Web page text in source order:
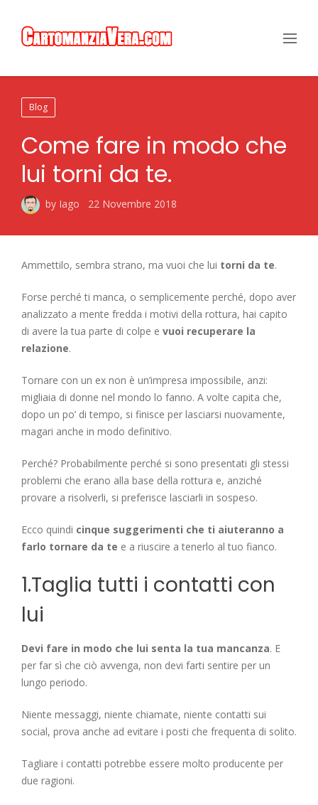
Blog
Come fare in modo che
lui torni da te.
by Iago 22 Novembre 2018
Ammettilo, sembra strano, ma vuoi che lui torni da te.
Forse perché ti manca, o semplicemente perché, dopo aver
analizzato a mente fredda i motivi della rottura, hai capito
di avere la tua parte di colpe e vuoi recuperare la
relazione.
Tornare con un ex non è un’impresa impossibile, anzi:
migliaia di donne nel mondo lo fanno. A volte capita che,
dopo un po’ di tempo, si finisce per lasciarsi nuovamente,
magari anche in modo definitivo.
Perché? Probabilmente perché si sono presentati gli stessi
problemi che erano alla base della rottura e, anziché
provare a risolverli, si preferisce lasciarli in sospeso.
Ecco quindi cinque suggerimenti che ti aiuteranno a
farlo tornare da te e a riuscire a tenerlo al tuo fianco.
1.Taglia tutti i contatti con
lui
Devi fare in modo che lui senta la tua mancanza. E
per far sì che ciò avvenga, non devi farti sentire per un
lungo periodo.
Niente messaggi, niente chiamate, niente contatti sui
social, prova anche ad evitare i posti che frequenta di solito.
Tagliare i contatti potrebbe essere molto producente per
due ragioni.